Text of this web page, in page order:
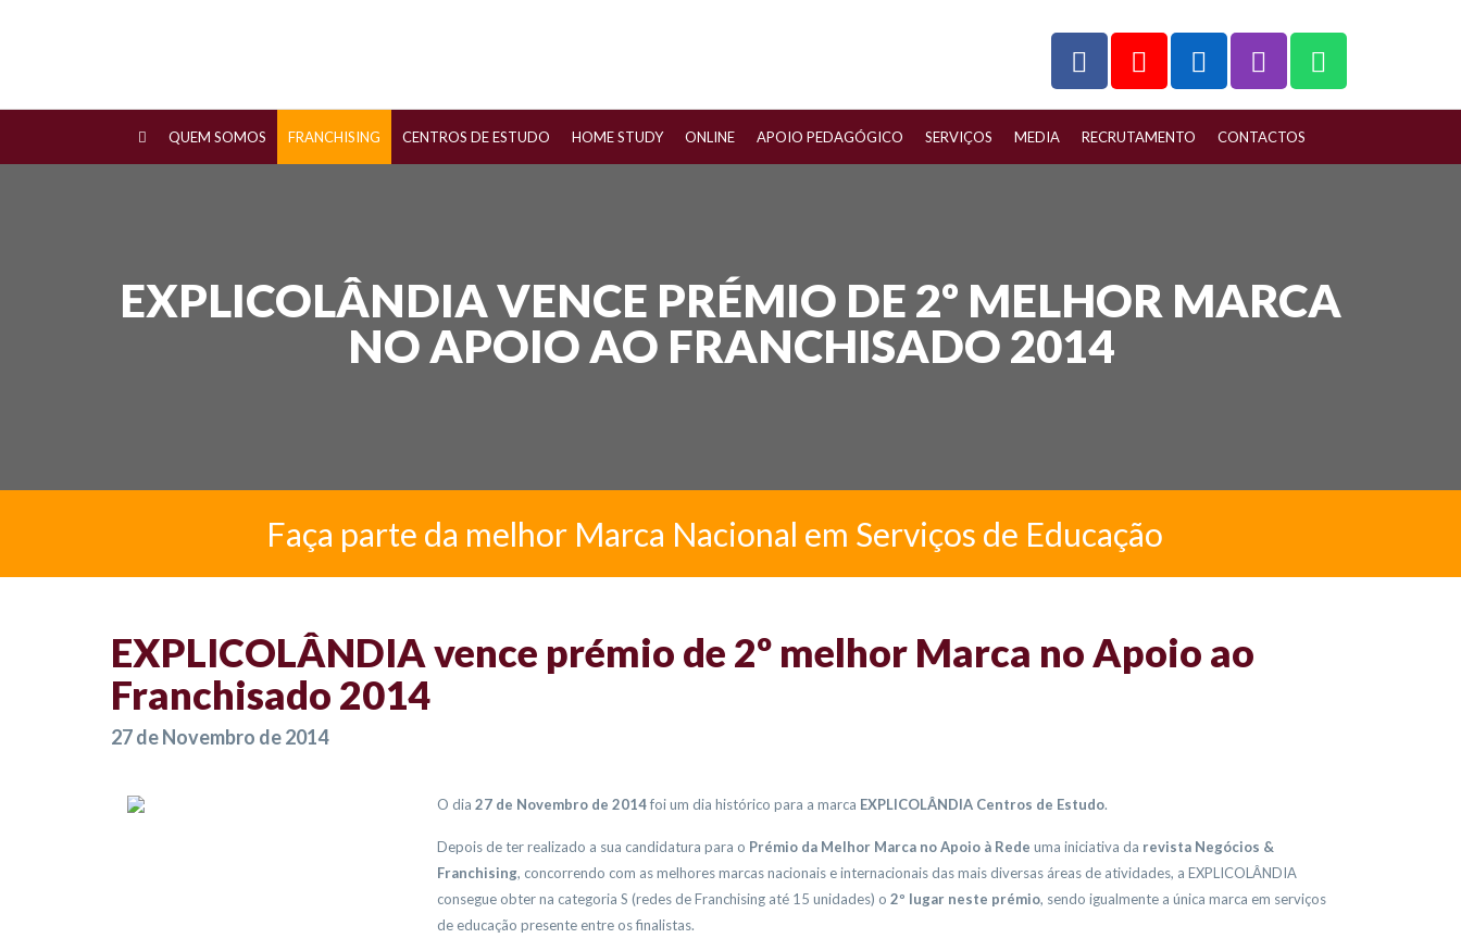
QUEM SOMOS FRANCHISING CENTROS DE ESTUDO HOME STUDY ONLINE APOIO PEDAGÓGICO SERVIÇOS MEDIA RECRUTAMENTO CONTACTOS
EXPLICOLÂNDIA VENCE PRÉMIO DE 2º MELHOR MARCA
NO APOIO AO FRANCHISADO 2014
Faça parte da melhor Marca Nacional em Serviços de Educação
EXPLICOLÂNDIA vence prémio de 2º melhor Marca no Apoio ao
Franchisado 2014
27 de Novembro de 2014
O dia 27 de Novembro de 2014foi um dia histórico para a marca EXPLICOLÂNDIA Centros de Estudo.
Depois de ter realizado a sua candidatura para o Prémio da Melhor Marca no Apoio à Rede uma iniciativa da revista Negócios &
Franchising, concorrendo com as melhores marcas nacionais e internacionais das mais diversas áreas de atividades, a EXPLICOLÂNDIA
consegue obter na categoria S (redes de Franchising até 15 unidades) o 2º lugar neste prémio, sendo igualmente a única marca em serviços
de educação presente entre os finalistas.